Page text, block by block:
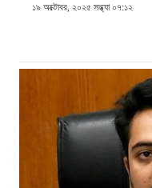
১৯ অক্টোবর, ২০২৫ সন্ধ্যা ০৭:১২